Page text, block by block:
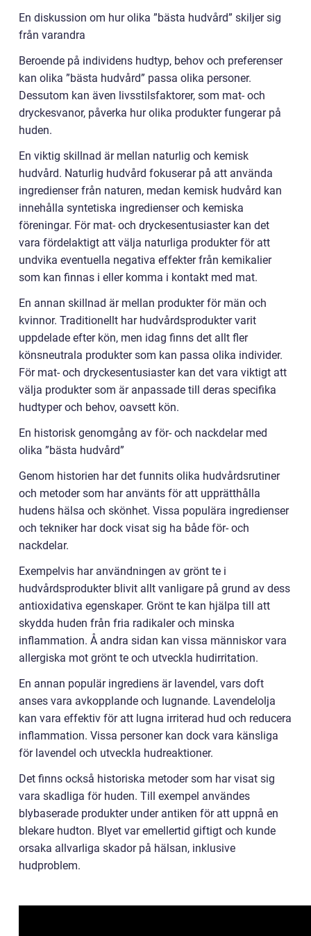
En diskussion om hur olika ”bästa hudvård” skiljer sig
från varandra
Beroende på individens hudtyp, behov och preferenser
kan olika ”bästa hudvård” passa olika personer.
Dessutom kan även livsstilsfaktorer, som mat- och
dryckesvanor, påverka hur olika produkter fungerar på
huden.
En viktig skillnad är mellan naturlig och kemisk
hudvård. Naturlig hudvård fokuserar på att använda
ingredienser från naturen, medan kemisk hudvård kan
innehålla syntetiska ingredienser och kemiska
föreningar. För mat- och dryckesentusiaster kan det
vara fördelaktigt att välja naturliga produkter för att
undvika eventuella negativa effekter från kemikalier
som kan finnas i eller komma i kontakt med mat.
En annan skillnad är mellan produkter för män och
kvinnor. Traditionellt har hudvårdsprodukter varit
uppdelade efter kön, men idag finns det allt fler
könsneutrala produkter som kan passa olika individer.
För mat- och dryckesentusiaster kan det vara viktigt att
välja produkter som är anpassade till deras specifika
hudtyper och behov, oavsett kön.
En historisk genomgång av för- och nackdelar med
olika ”bästa hudvård”
Genom historien har det funnits olika hudvårdsrutiner
och metoder som har använts för att upprätthålla
hudens hälsa och skönhet. Vissa populära ingredienser
och tekniker har dock visat sig ha både för- och
nackdelar.
Exempelvis har användningen av grönt te i
hudvårdsprodukter blivit allt vanligare på grund av dess
antioxidativa egenskaper. Grönt te kan hjälpa till att
skydda huden från fria radikaler och minska
inflammation. Å andra sidan kan vissa människor vara
allergiska mot grönt te och utveckla hudirritation.
En annan populär ingrediens är lavendel, vars doft
anses vara avkopplande och lugnande. Lavendelolja
kan vara effektiv för att lugna irriterad hud och reducera
inflammation. Vissa personer kan dock vara känsliga
för lavendel och utveckla hudreaktioner.
Det finns också historiska metoder som har visat sig
vara skadliga för huden. Till exempel användes
blybaserade produkter under antiken för att uppnå en
blekare hudton. Blyet var emellertid giftigt och kunde
orsaka allvarliga skador på hälsan, inklusive
hudproblem.